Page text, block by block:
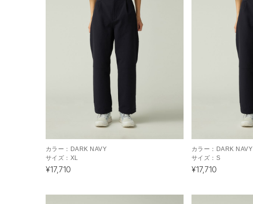
カラー： DARK NAVY
サイズ： XL
¥17,710
カラー： DARK NAVY
サイズ： S
¥17,710